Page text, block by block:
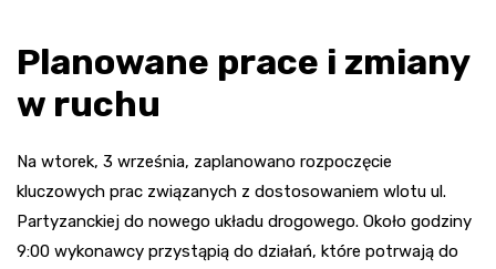
Planowane prace i zmiany
w ruchu
Na wtorek, 3 września, zaplanowano rozpoczęcie
kluczowych prac związanych z dostosowaniem wlotu ul.
Partyzanckiej do nowego układu drogowego. Około godziny
9:00 wykonawcy przystąpią do działań, które potrwają do